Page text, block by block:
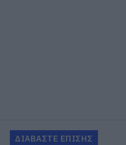
ΔΙΑΒΑΣΤΕ ΕΠΙΣΗΣ